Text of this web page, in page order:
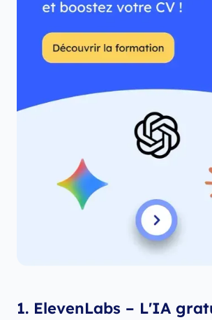
1. ​ElevenLabs – L'IA